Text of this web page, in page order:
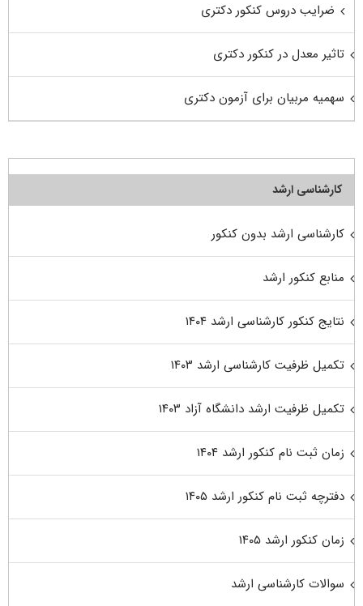
ضرایب دروس کنکور دکتری
تاثیر معدل در کنکور دکتری
سهمیه مربیان برای آزمون دکتری
کارشناسی ارشد
کارشناسی ارشد بدون کنکور
منابع کنکور ارشد
نتایج کنکور کارشناسی ارشد ۱۴۰۴
تکمیل ظرفیت کارشناسی ارشد ۱۴۰۳
تکمیل ظرفیت ارشد دانشگاه آزاد ۱۴۰۳
زمان ثبت نام کنکور ارشد ۱۴۰۴
دفترچه ثبت نام کنکور ارشد ۱۴۰۵
زمان کنکور ارشد ۱۴۰۵
سوالات کارشناسی ارشد